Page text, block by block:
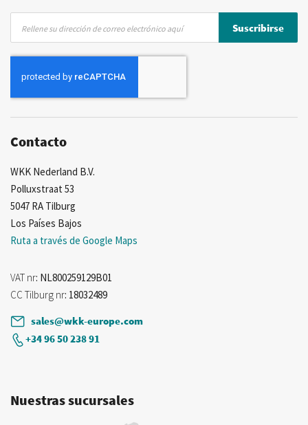
nuestro
boletín
Suscribirse
Contacto
WKK Nederland B.V.
Polluxstraat 53
5047 RA Tilburg
Los Países Bajos
Ruta a través de Google Maps
VAT nr: NL800259129B01
CC Tilburg nr: 18032489
sales@wkk-europe.com
+34 96 50 238 91
Nuestras sucursales